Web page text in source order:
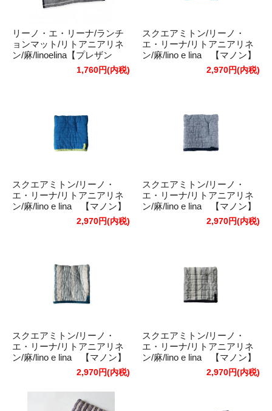
リーノ・エ・リーナ/ランチ
ョンマット/リトアニアリネ
ン/麻/linoelina【プレザン
ス】ライトブルー/ダークブ
1,760円(内税)
スクエアミトン/リーノ・
エ・リーナ/リトアニアリネ
ン/麻/lino e lina 【マノン】
2,970円(内税)
スクエアミトン/リーノ・
エ・リーナ/リトアニアリネ
ン/麻/lino e lina 【マノン】
2,970円(内税)
スクエアミトン/リーノ・
エ・リーナ/リトアニアリネ
ン/麻/lino e lina 【マノン】
2,970円(内税)
スクエアミトン/リーノ・
エ・リーナ/リトアニアリネ
ン/麻/lino e lina 【マノン】
アリアーヌ ブルー2,970円(内税)
スクエアミトン/リーノ・
エ・リーナ/リトアニアリネ
ン/麻/lino e lina 【マノン】
アリアーヌ ダークブルー
2,970円(内税)